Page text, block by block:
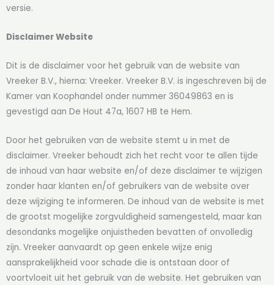
versie.
Disclaimer Website
Dit is de disclaimer voor het gebruik van de website van
Vreeker B.V., hierna: Vreeker. Vreeker B.V. is ingeschreven bij de
Kamer van Koophandel onder nummer 36049863 en is
gevestigd aan De Hout 47a, 1607 HB te Hem.
Door het gebruiken van de website stemt u in met de
disclaimer. Vreeker behoudt zich het recht voor te allen tijde
de inhoud van haar website en/of deze disclaimer te wijzigen
zonder haar klanten en/of gebruikers van de website over
deze wijziging te informeren. De inhoud van de website is met
de grootst mogelijke zorgvuldigheid samengesteld, maar kan
desondanks mogelijke onjuistheden bevatten of onvolledig
zijn. Vreeker aanvaardt op geen enkele wijze enig
aansprakelijkheid voor schade die is ontstaan door of
voortvloeit uit het gebruik van de website. Het gebruiken van